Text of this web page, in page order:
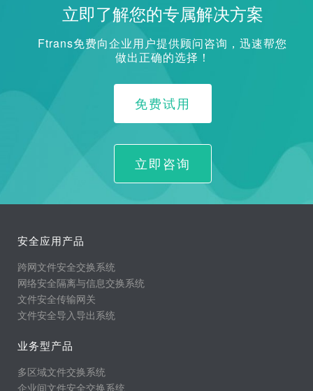
立即了解您的专属解决方案
Ftrans免费向企业用户提供顾问咨询，迅速帮您
做出正确的选择！
免费试用
立即咨询
安全应用产品
跨网文件安全交换系统
网络安全隔离与信息交换系统
文件安全传输网关
文件安全导入导出系统
业务型产品
多区域文件交换系统
企业间文件安全交换系统